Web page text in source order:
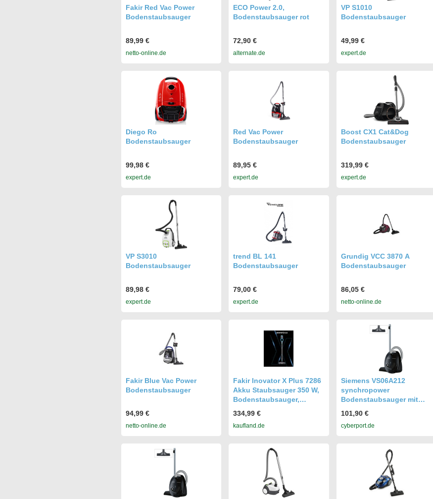
Fakir Red Vac Power
Bodenstaubsauger
89,99 €
netto-online.de
ECO Power 2.0,
Bodenstaubsauger rot
72,90 €
alternate.de
VP S1010
Bodenstaubsauger
49,99 €
expert.de
Diego Ro
Bodenstaubsauger
99,98 €
expert.de
Red Vac Power
Bodenstaubsauger
89,95 €
expert.de
Boost CX1 Cat&Dog
Bodenstaubsauger
319,99 €
expert.de
VP S3010
Bodenstaubsauger
89,98 €
expert.de
trend BL 141
Bodenstaubsauger
79,00 €
expert.de
Grundig VCC 3870 A
Bodenstaubsauger
86,05 €
netto-online.de
Fakir Blue Vac Power
Bodenstaubsauger
94,99 €
netto-online.de
Fakir Inovator X Plus 7286
Akku Staubsauger 350 W,
Bodenstaubsauger,
mit 25,9 V Li-Ionen Akku, 4
Saugstufen
334,99 €
kaufland.de
Siemens VS06A212
synchropower
Bodenstaubsauger mit
101,90 €
cyberport.de